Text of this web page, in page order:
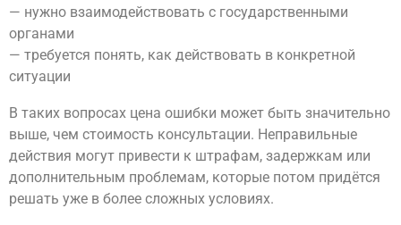
— нужно взаимодействовать с государственными
органами
— требуется понять, как действовать в конкретной
ситуации
В таких вопросах цена ошибки может быть значительно
выше, чем стоимость консультации. Неправильные
действия могут привести к штрафам, задержкам или
дополнительным проблемам, которые потом придётся
решать уже в более сложных условиях.